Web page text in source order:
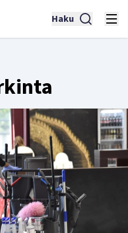
Haku